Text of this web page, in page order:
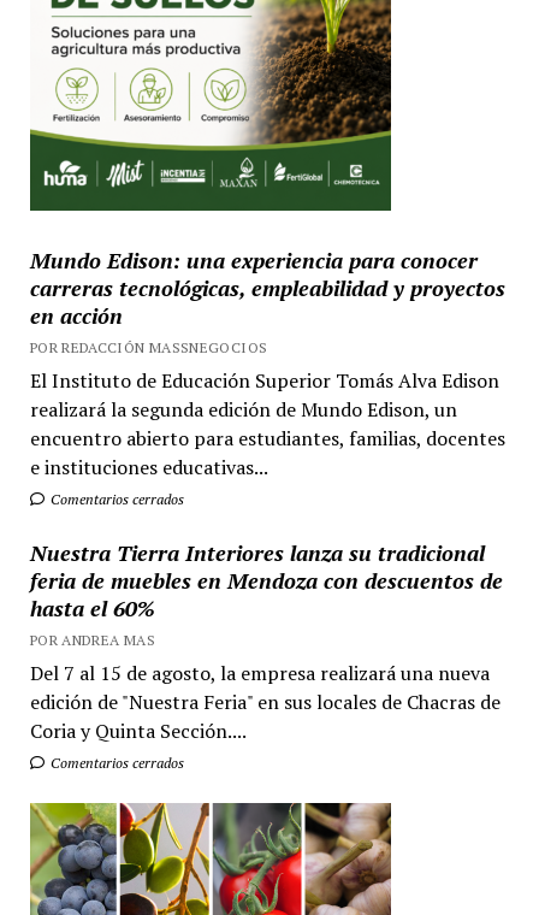
Mundo Edison: una experiencia para conocer
carreras tecnológicas, empleabilidad y proyectos
en acción
POR REDACCIÓN MASSNEGOCIOS
El Instituto de Educación Superior Tomás Alva Edison
realizará la segunda edición de Mundo Edison, un
encuentro abierto para estudiantes, familias, docentes
e instituciones educativas...
Comentarios cerrados
Nuestra Tierra Interiores lanza su tradicional
feria de muebles en Mendoza con descuentos de
hasta el 60%
POR ANDREA MAS
Del 7 al 15 de agosto, la empresa realizará una nueva
edición de "Nuestra Feria" en sus locales de Chacras de
Coria y Quinta Sección....
Comentarios cerrados